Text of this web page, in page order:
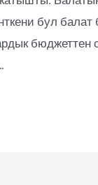
бул
бюджеттен